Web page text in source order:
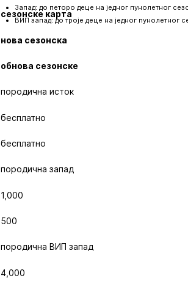
Запад: до петоро деце на једног пунолетног
ВИП запад: до троје деце на једног пунолетног
сезонске карта
нова сезонска
обнова сезонске
породична исток
бесплатно
бесплатно
породична запад
1,000
500
породична ВИП запад
4,000